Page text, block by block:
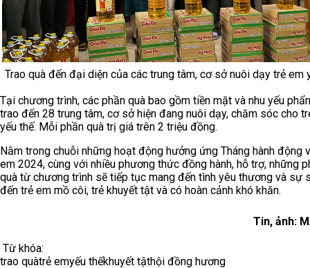
Trao quà đến đại diện của các trung tâm, cơ sở nuôi dạy trẻ em
Tại chương trình, các phần quà bao gồm tiền mặt và nhu yếu
trao đến 28 trung tâm, cơ sở hiện đang nuôi dạy, chăm sóc cho
yếu thế. Mỗi phần quà trị giá trên 2 triệu đồng.
Nằm trong chuỗi những hoạt động hưởng ứng Tháng hành động
em 2024, cùng với nhiều phương thức đồng hành, hỗ trợ, những
quà từ chương trình sẽ tiếp tục mang đến tình yêu thương và sự
đến trẻ em mồ côi, trẻ khuyết tật và có hoàn cảnh khó khăn.
Tin, ảnh:
Từ khóa:
trao quàtrẻ emyếu thếkhuyết tậthội đồng hương